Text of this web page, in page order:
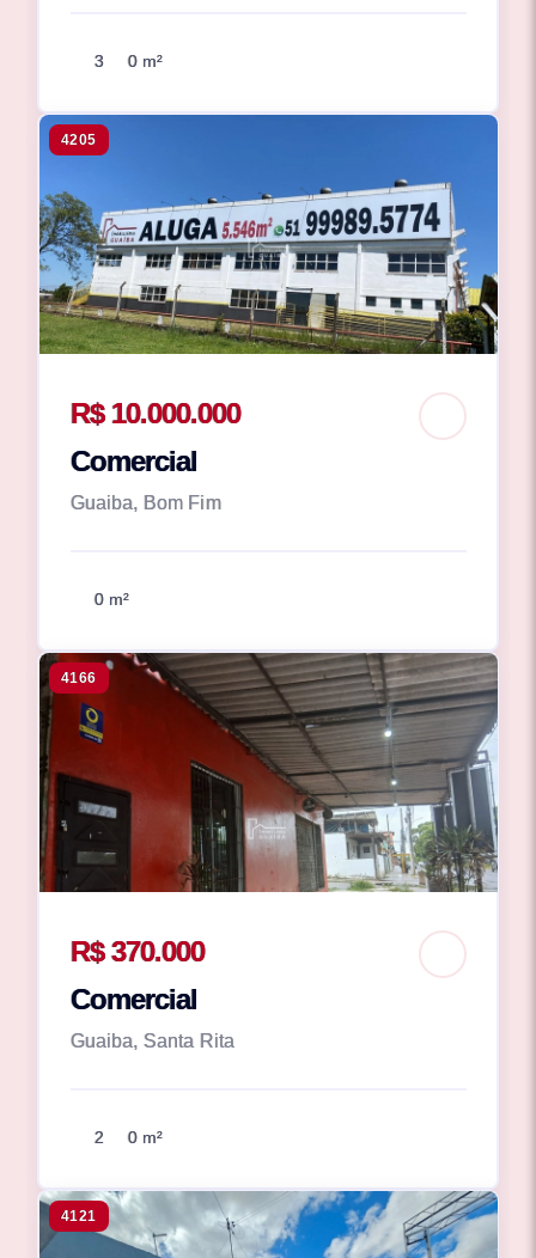
3 0 m²
4205
R$ 10.000.000
Comercial
Guaiba, Bom Fim
0 m²
4166
R$ 370.000
Comercial
Guaiba, Santa Rita
2 0 m²
4121